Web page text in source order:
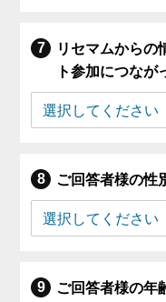
リセマムからの
ト参加につなが
ご回答者様の性
ご回答者様の年